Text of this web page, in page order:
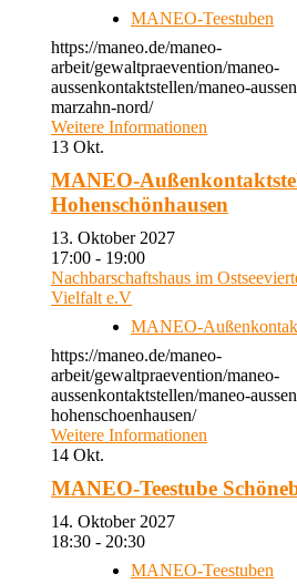
MANEO-Teestuben
https://maneo.de/maneo-
arbeit/gewaltpraevention/maneo-
aussenkontaktstellen/maneo-
marzahn-nord/
Weitere Informationen
13 Okt.
MANEO-
Hohenschönhausen
13. Oktober 2027
17:00 - 19:00
Nachbarschaftshaus im
Vielfalt e.V
MANEO-
https://maneo.de/maneo-
arbeit/gewaltpraevention/maneo-
aussenkontaktstellen/maneo-
hohenschoenhausen/
Weitere Informationen
14 Okt.
MANEO-Teestube
14. Oktober 2027
18:30 - 20:30
MANEO-Teestuben